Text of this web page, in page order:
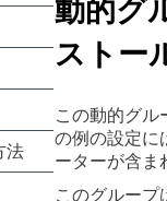
動的グ
ストー
この動的グル
の例の設定に
ーターが含ま
このグルー